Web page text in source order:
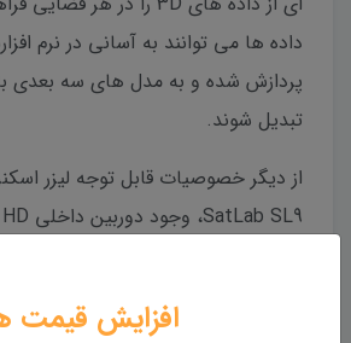
داده ها می توانند به آسانی در نرم
پردازش شده و به مدل های سه بعدی
تبدیل شوند.
از دیگر خصوصیات قابل توجه لیزر
بازسازی معماری و تحلیل های دقیق
افزایش قیمت